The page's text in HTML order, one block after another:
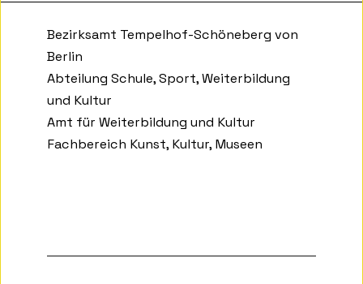
Bezirksamt Tempelhof-Schöneberg von
Berlin
Abteilung Schule, Sport, Weiterbildung
und Kultur
Amt für Weiterbildung und Kultur
Fachbereich Kunst, Kultur, Museen